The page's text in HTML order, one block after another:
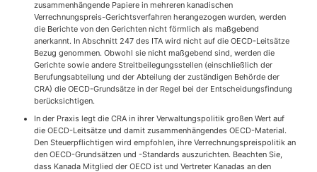
zusammenhängende Papiere in mehreren kanadischen
Verrechnungspreis-Gerichtsverfahren herangezogen wurden, werden
die Berichte von den Gerichten nicht förmlich als maßgebend
anerkannt. In Abschnitt 247 des ITA wird nicht auf die OECD-Leitsätze
Bezug genommen. Obwohl sie nicht maßgebend sind, werden die
Gerichte sowie andere Streitbeilegungsstellen (einschließlich der
Berufungsabteilung und der Abteilung der zuständigen Behörde der
CRA) die OECD-Grundsätze in der Regel bei der Entscheidungsfindung
berücksichtigen.
In der Praxis legt die CRA in ihrer Verwaltungspolitik großen Wert auf
die OECD-Leitsätze und damit zusammenhängendes OECD-Material.
Den Steuerpflichtigen wird empfohlen, ihre Verrechnungspreispolitik an
den OECD-Grundsätzen und -Standards auszurichten. Beachten Sie,
dass Kanada Mitglied der OECD ist und Vertreter Kanadas an den